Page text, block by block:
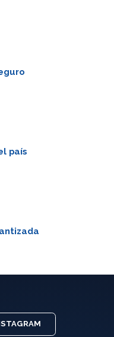
país